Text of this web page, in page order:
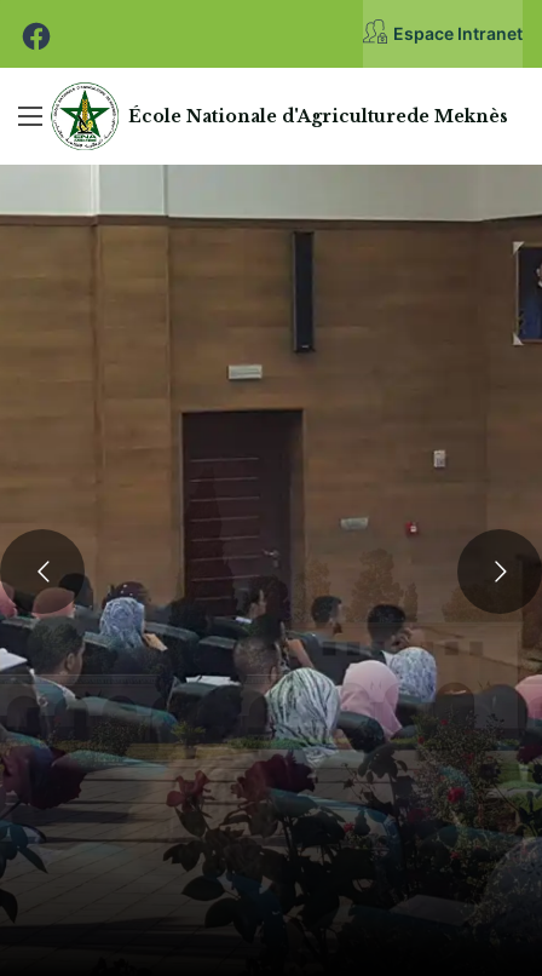
Espace Intranet
École Nationale d'Agriculturede Meknès
Uncursusde
fo mat ons oli de